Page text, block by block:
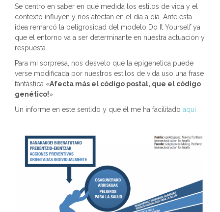
Se centro en saber en qué medida los estilos de vida y el
contexto influyen y nos afectan en el día a día. Ante esta
idea remarcó la peligrosidad del modelo Do It Yourself ya
que el entorno va a ser determinante en nuestra actuación y
respuesta.
Para mi sorpresa, nos desvelo que la epigenetica puede
verse modificada por nuestros estilos de vida uso una frase
fantástica «Afecta más el código postal, que el código
genético!»
Un informe en este sentido y que él me ha facilitado aquí